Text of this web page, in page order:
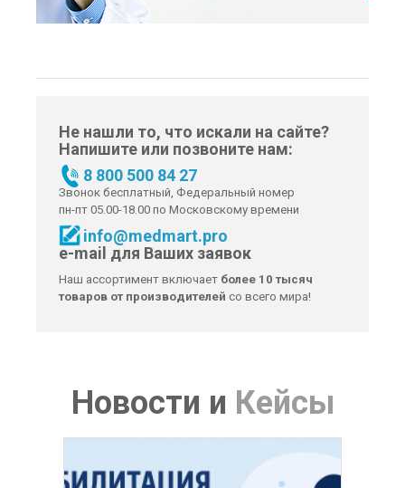
Не нашли то, что искали на сайте?
Напишите или позвоните нам:
8 800 500 84 27
Звонок бесплатный, Федеральный номер
пн-пт 05.00-18.00 по Московскому времени
info@medmart.pro
e-mail для Ваших заявок
Наш ассортимент включает более 10 тысяч
товаров от производителей со всего мира!
Новости и Кейсы